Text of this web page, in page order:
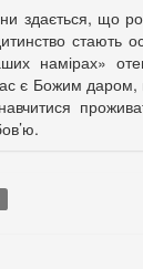
здається, що
стають
намірах»
є Божим даром,